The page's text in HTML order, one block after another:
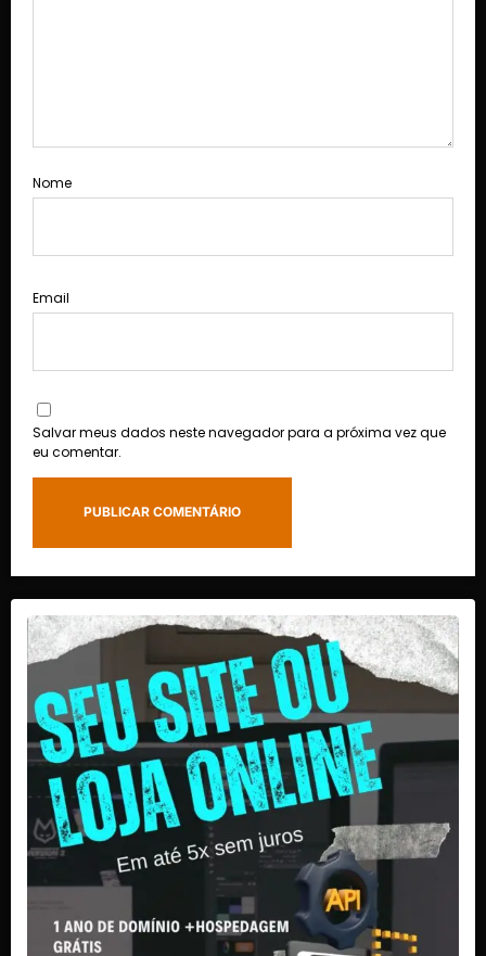
Nome
Email
Salvar meus dados neste navegador para a próxima vez que
eu comentar.